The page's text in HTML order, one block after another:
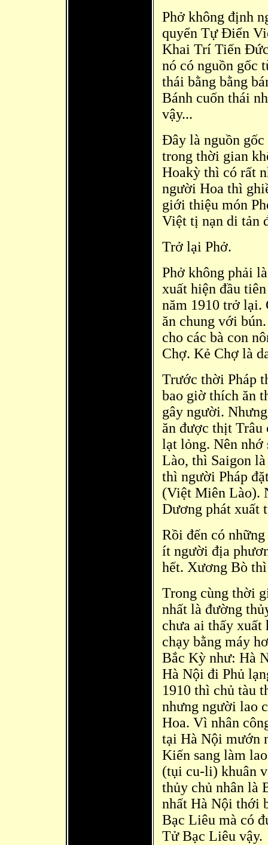
Phở không định
quyển Tự Điển
Khai Trí Tiến
nó có nguồn gốc
thái bằng bằng
Bánh cuốn thái
vậy...
Đây là nguồn
trong thời gian
Hoakỳ thì có rất
người Hoa thì
giới thiệu món
Việt tị nạn di tản
Trở lại Phở.
Phở không phải
xuất hiện đầu
năm 1910 trở lại.
ăn chung với
cho các bà con
Chợ. Kẻ Chợ là
Trước thời Pháp
bao giờ thích ăn
gây người.
ăn được thịt Trâu
lạt lỏng. Nên
Lào, thì Saigon
thì người Pháp
(Việt Miên Lào).
Dương phát xuất
Rồi đến có
ít người địa
hết. Xương Bò
Trong cùng thời
nhất là đường
chưa ai thấy
chạy bằng máy
Bắc Kỳ như: Hà
Hà Nội đi Phủ
1910 thì chủ tàu
nhưng người lao
Hoa. Vì nhân
tại Hà Nội mướn
Kiến sang làm
(tụi cu-li) khuân
thủy chủ nhân là
nhất Hà Nội thới
Bạc Liêu mà có đ
Tử Bạc Liêu vậy.